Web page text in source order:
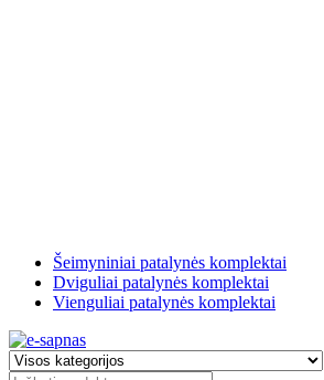
Šeimyniniai patalynės komplektai
Dviguliai patalynės komplektai
Vienguliai patalynės komplektai